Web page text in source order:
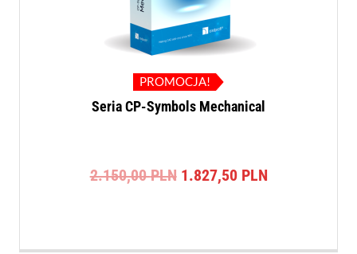
PROMOCJA!
Seria CP-Symbols Mechanical
2.150,00PLN Pierwotna
1.827,50 PLNAktualna